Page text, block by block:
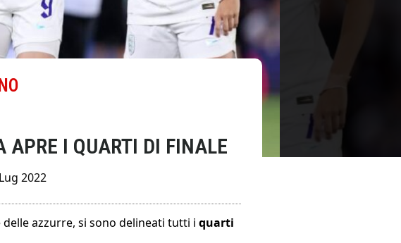
APRE I QUARTI DI FINALE
2022
azzurre, si sono delineati tutti i quarti